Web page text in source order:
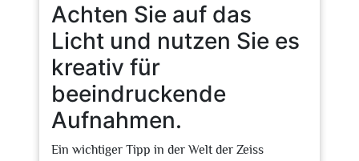
Achten Sie auf das
Licht und nutzen Sie es
kreativ für
beeindruckende
Aufnahmen.
Ein wichtiger Tipp in der Welt der Zeiss